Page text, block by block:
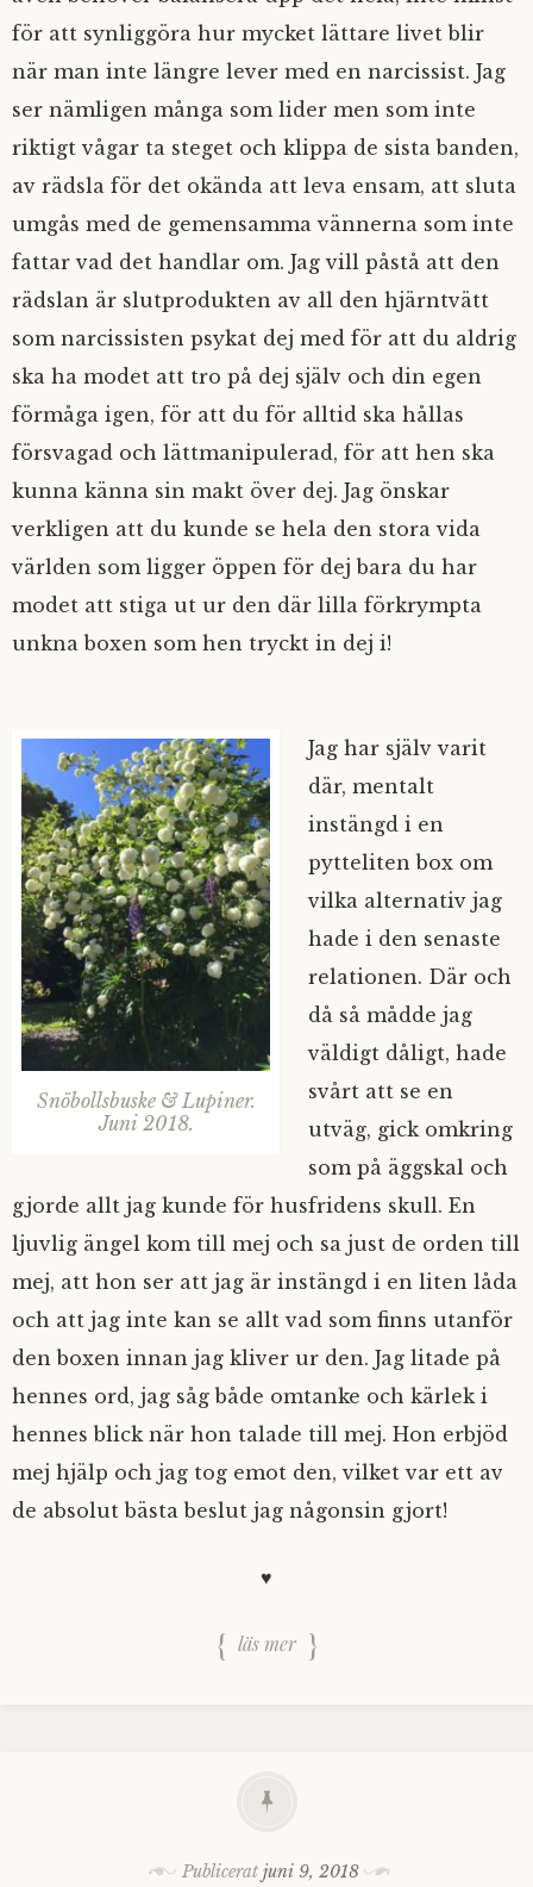
för att synliggöra hur mycket lättare livet blir
när man inte längre lever med en narcissist. Jag
ser nämligen många som lider men som inte
riktigt vågar ta steget och klippa de sista banden,
av rädsla för det okända att leva ensam, att sluta
umgås med de gemensamma vännerna som inte
fattar vad det handlar om. Jag vill påstå att den
rädslan är slutprodukten av all den hjärntvätt
som narcissisten psykat dej med för att du aldrig
ska ha modet att tro på dej själv och din egen
förmåga igen, för att du för alltid ska hållas
försvagad och lättmanipulerad, för att hen ska
kunna känna sin makt över dej. Jag önskar
verkligen att du kunde se hela den stora vida
världen som ligger öppen för dej bara du har
modet att stiga ut ur den där lilla förkrympta
unkna boxen som hen tryckt in dej i!
Snöbollsbuske & Lupiner.
Juni 2018.
Jag har själv varit
där, mentalt
instängd i en
pytteliten box om
vilka alternativ jag
hade i den senaste
relationen. Där och
då så mådde jag
väldigt dåligt, hade
svårt att se en
utväg, gick omkring
som på äggskal och
gjorde allt jag kunde för husfridens skull. En
ljuvlig ängel kom till mej och sa just de orden till
mej, att hon ser att jag är instängd i en liten låda
och att jag inte kan se allt vad som finns utanför
den boxen innan jag kliver ur den. Jag litade på
hennes ord, jag såg både omtanke och kärlek i
hennes blick när hon talade till mej. Hon erbjöd
mej hjälp och jag tog emot den, vilket var ett av
de absolut bästa beslut jag någonsin gjort!
♥
läs mer
Publicerat juni 9, 2018